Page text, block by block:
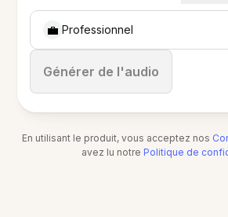
💼 Professionnel
Générer de l'audio
Arrêter
En utilisant le produit, vous acceptez nos
avez lu notre Politique de